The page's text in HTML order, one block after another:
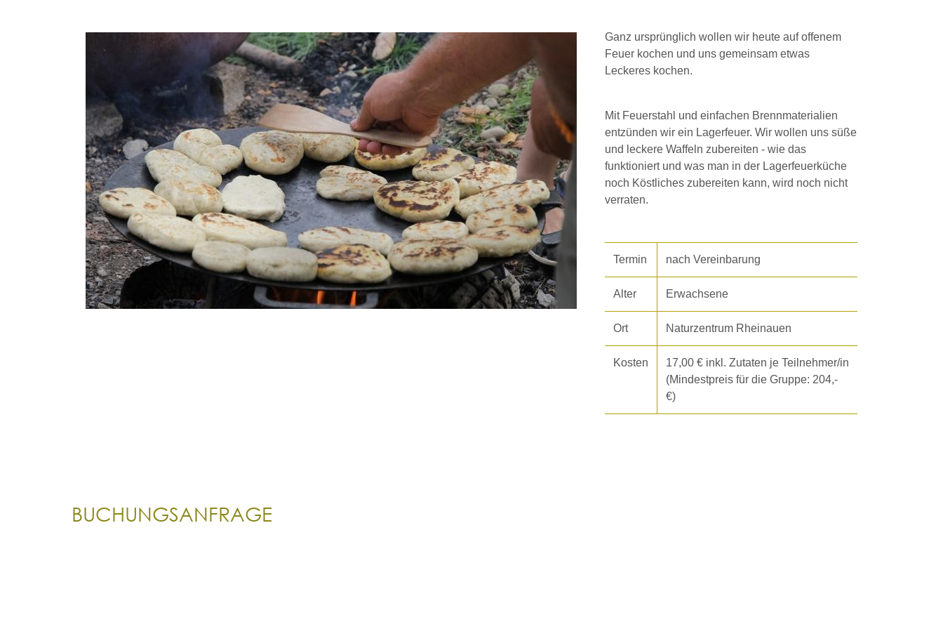
Ganz ursprünglich wollen wir heute auf offenem
Feuer kochen und uns gemeinsam etwas
Leckeres kochen.
Mit Feuerstahl und einfachen Brennmaterialien
entzünden wir ein Lagerfeuer. Wir wollen uns süße
und leckere Waffeln zubereiten - wie das
funktioniert und was man in der Lagerfeuerküche
noch Köstliches zubereiten kann, wird noch nicht
verraten.
Termin nach Vereinbarung
Alter Erwachsene
Ort Naturzentrum Rheinauen
Kosten
17,00 € inkl. Zutaten je Teilnehmer/in
(Mindestpreis für die Gruppe: 204,-
€)
BUCHUNGSANFRAGE